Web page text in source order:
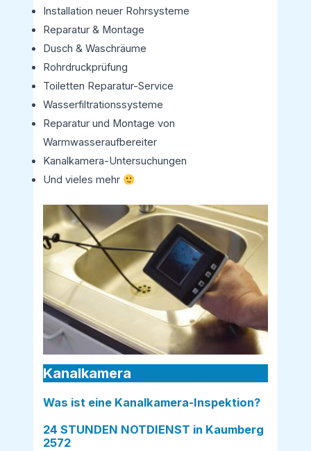
Installation neuer Rohrsysteme
Reparatur & Montage
Dusch & Waschräume
Rohrdruckprüfung
Toiletten Reparatur-Service
Wasserfiltrationssysteme
Reparatur und Montage von
Warmwasseraufbereiter
Kanalkamera-Untersuchungen
Und vieles mehr
Kanalkamera
Was ist eine Kanalkamera-Inspektion?
24 STUNDEN NOTDIENST in Kaumberg
2572